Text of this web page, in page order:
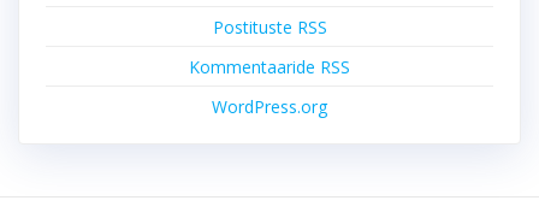
Postituste RSS
Kommentaaride RSS
WordPress.org